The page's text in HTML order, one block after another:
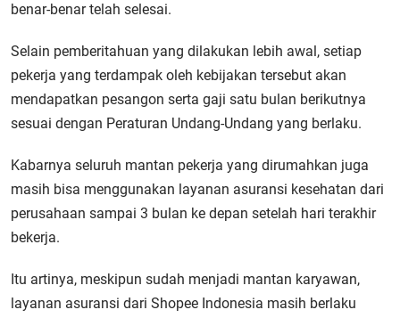
benar-benar telah selesai.
Selain pemberitahuan yang dilakukan lebih awal, setiap
pekerja yang terdampak oleh kebijakan tersebut akan
mendapatkan pesangon serta gaji satu bulan berikutnya
sesuai dengan Peraturan Undang-Undang yang berlaku.
Kabarnya seluruh mantan pekerja yang dirumahkan juga
masih bisa menggunakan layanan asuransi kesehatan dari
perusahaan sampai 3 bulan ke depan setelah hari terakhir
bekerja.
Itu artinya, meskipun sudah menjadi mantan karyawan,
layanan asuransi dari Shopee Indonesia masih berlaku